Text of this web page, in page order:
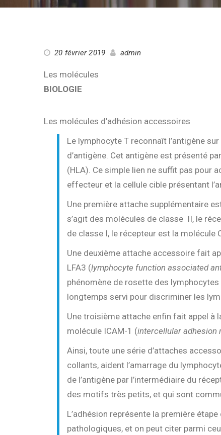
20 février 2019 admin
Les molécules
BIOLOGIE
Les molécules d’adhésion accessoires
Le lymphocyte T reconnaît l’antigène
d’antigène. Cet antigène est présenté
(HLA). Ce simple lien ne suffit pas pour
effecteur et la cellule cible présentant
Une première attache supplémentaire
s’agit des molécules de classe II, le
de classe I, le récepteur est la molécule
Une deuxième attache accessoire fait
LFA3 (lymphocyte function associated
phénomène de rosette des
longtemps servi pour discriminer les
Une troisième attache enfin fait appel à
molécule ICAM-1 (intercellular adhesion
Ainsi, toute une série d’attaches
collants, aident l’amarrage du
de l’antigène par l’intermédiaire du
des motifs très petits, et qui sont
L’adhésion représente la première
pathologiques, et on peut citer parmi